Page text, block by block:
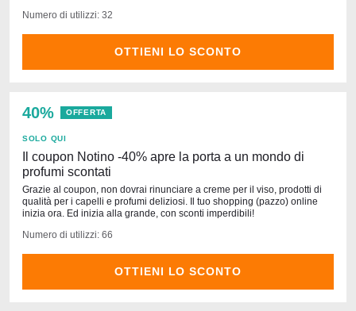
Numero di utilizzi: 32
OTTIENI LO SCONTO
40% OFFERTA
SOLO QUI
Il coupon Notino -40% apre la porta a un mondo di
profumi scontati
Grazie al coupon, non dovrai rinunciare a creme per il viso, prodotti di
qualità per i capelli e profumi deliziosi. Il tuo shopping (pazzo) online
inizia ora. Ed inizia alla grande, con sconti imperdibili!
Numero di utilizzi: 66
OTTIENI LO SCONTO